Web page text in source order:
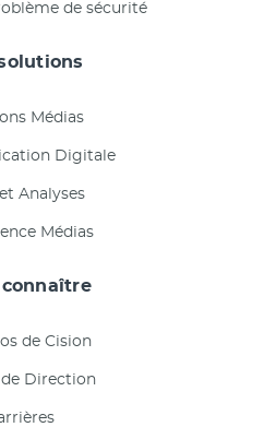
de sécurité
Médias
Digitale
Analyses
Médias
connaître
de Cision
de Direction